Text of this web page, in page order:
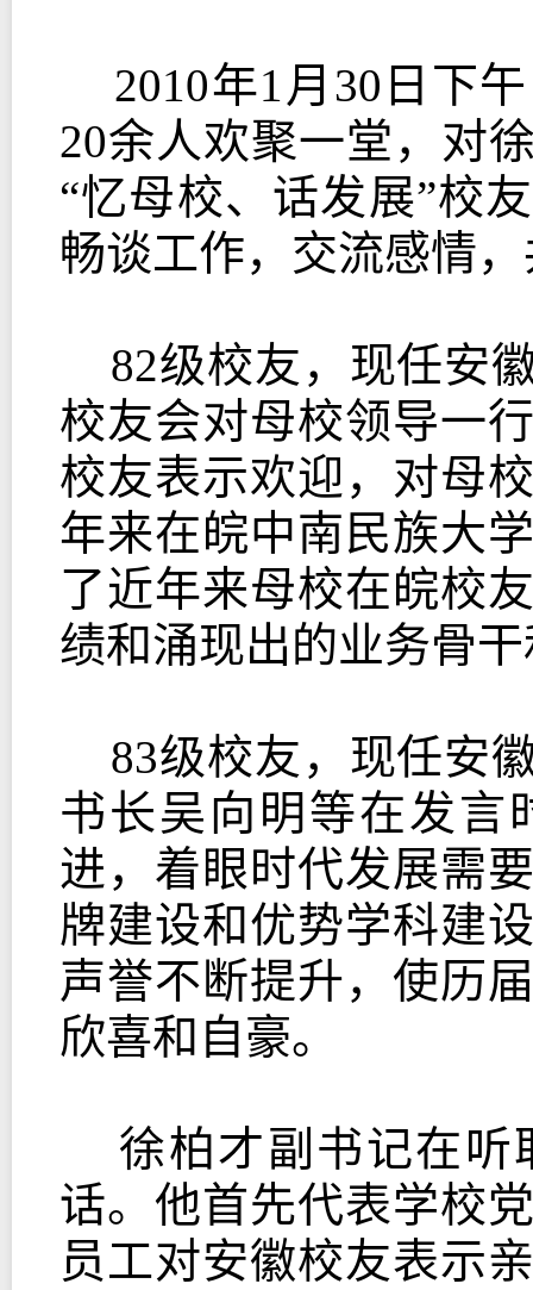
2010年1月30日下
20余人欢聚一堂，对
“忆母校、话发展”校
畅谈工作，交流感情
82级校友，现任安
校友会对母校领导一
校友表示欢迎，对母
年来在皖中南民族大
了近年来母校在皖校
绩和涌现出的业务骨
83级校友，现任安
书长吴向明等在发言
进，着眼时代发展需
牌建设和优势学科建
声誉不断提升，使历
欣喜和自豪。
徐柏才副书记在听
话。他首先代表学校
员工对安徽校友表示